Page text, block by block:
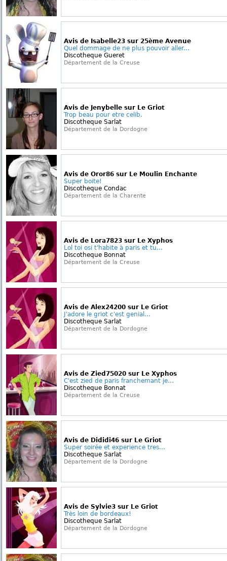
Avis de Isabelle23 sur 25ème Avenue
Quel dommage de ne plus pouvoir aller...
Discotheque Gueret
Département de la Creuse
Avis de Jenybelle sur Le Griot
Trop beau pour etre celib.
Discotheque Sarlat
Département de la Dordogne
Avis de Oror86 sur Le Moulin Enchante
Super boite!
Discotheque Condac
Département de la Charente
Avis de Lora7823 sur Le Xyphos
Lol toi osi t'habite à paris et tu...
Discotheque Bonnat
Département de la Creuse
Avis de Alex24200 sur Le Griot
J'adore le griot c'est genial...
Discotheque Sarlat
Département de la Dordogne
Avis de Zied75020 sur Le Xyphos
C'est zied de paris franchemant je...
Discotheque Bonnat
Département de la Creuse
Avis de Dididi46 sur Le Griot
Super soirée et experience tres...
Discotheque Sarlat
Département de la Dordogne
Avis de Sylvie3 sur Le Griot
Très loin de bordeaux!
Discotheque Sarlat
Département de la Dordogne